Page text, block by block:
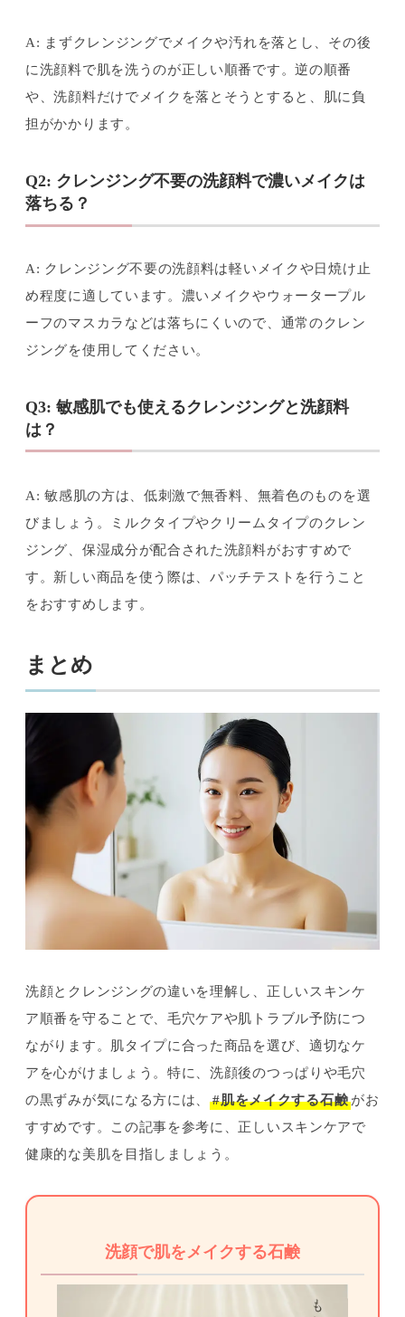
A: まずクレンジングでメイクや汚れを落とし、その後
に洗顔料で肌を洗うのが正しい順番です。逆の順番
や、洗顔料だけでメイクを落とそうとすると、肌に負
担がかかります。
Q2: クレンジング不要の洗顔料で濃いメイクは
落ちる？
A: クレンジング不要の洗顔料は軽いメイクや日焼け止
め程度に適しています。濃いメイクやウォータープル
ーフのマスカラなどは落ちにくいので、通常のクレン
ジングを使用してください。
Q3: 敏感肌でも使えるクレンジングと洗顔料
は？
A: 敏感肌の方は、低刺激で無香料、無着色のものを選
びましょう。ミルクタイプやクリームタイプのクレン
ジング、保湿成分が配合された洗顔料がおすすめで
す。新しい商品を使う際は、パッチテストを行うこと
をおすすめします。
まとめ
洗顔とクレンジングの違いを理解し、正しいスキンケ
ア順番を守ることで、毛穴ケアや肌トラブル予防につ
ながります。肌タイプに合った商品を選び、適切なケ
アを心がけましょう。特に、洗顔後のつっぱりや毛穴
の黒ずみが気になる方には、#肌をメイクする石鹸 がお
すすめです。この記事を参考に、正しいスキンケアで
健康的な美肌を目指しましょう。
洗顔で肌をメイクする石鹸